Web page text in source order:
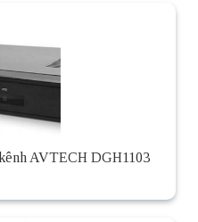
AVTECH DGH1103